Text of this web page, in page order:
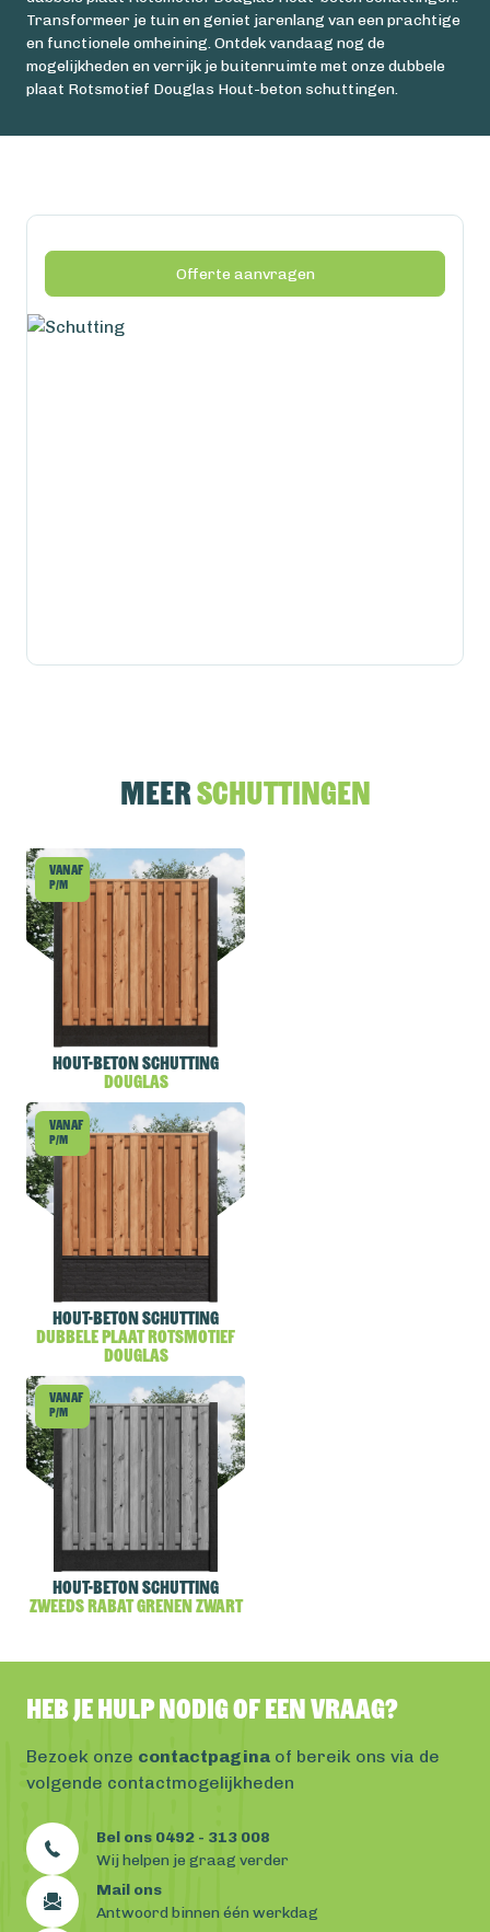
Transformeer je tuin en geniet jarenlang van een prachtige
en functionele omheining. Ontdek vandaag nog de
mogelijkheden en verrijk je buitenruimte met onze dubbele
plaat Rotsmotief Douglas Hout-beton schuttingen.
Offerte aanvragen
Meerschuttingen
Vanaf
p/m
Hout-beton schutting
Douglas
Vanaf
p/m
Hout-beton schutting
dubbele plaat rotsmotief
Douglas
Vanaf
p/m
Hout-beton schutting
Zweeds Rabat Grenen Zwart
Heb je hulp nodig of een vraag?
Bezoek onze contactpagina of bereik ons via de
volgende contactmogelijkheden
Bel ons 0492 - 313 008
Wij helpen je graag verder
Mail ons
Antwoord binnen één werkdag